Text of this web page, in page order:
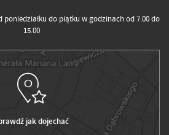
do piątku w godzinach od 7.00 do
15.00
jak dojechać